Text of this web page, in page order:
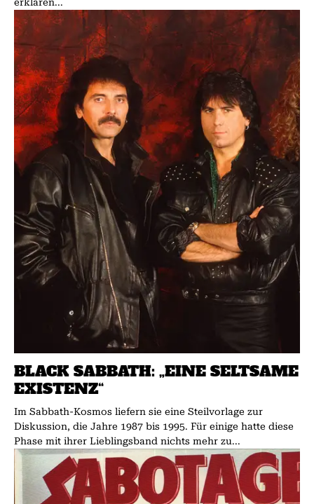
BLACK SABBATH: „EINE SELTSAME
EXISTENZ“
Im Sabbath-Kosmos liefern sie eine Steilvorlage zur
Diskussion, die Jahre 1987 bis 1995. Für einige hatte diese
Phase mit ihrer Lieblingsband nichts mehr zu...